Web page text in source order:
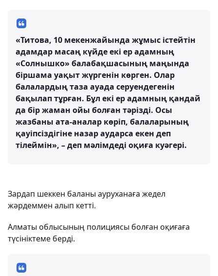
«Титова, 10 мекенжайында жұмыс істейтін
адамдар масаң күйде екі ер адамның
«Солнышко» балабақшасының маңында
біршама уақыт жүргенін көрген. Олар
балалардың таза ауада серуендегенін
бақылап тұрған. Бұл екі ер адамның қандай
да бір жаман ойы болған тәрізді. Осы
жазбаны ата-аналар көріп, балаларының
қауіпсіздігіне назар аударса екен деп
тілеймін», – деп мәлімдеді оқиға куәгері.
Зардап шеккен баланы ауруханаға жедел
жәрдеммен алып кетті.
Алматы облысының полициясы болған оқиғаға
түсініктеме берді.